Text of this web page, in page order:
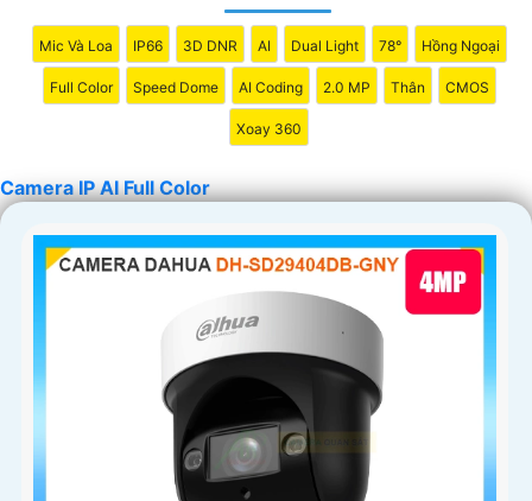
Mic Và Loa IP66 3D DNR AI Dual Light 78° Hồng Ngoại
Full Color Speed Dome AI Coding 2.0 MP Thân CMOS
Xoay 360
Camera IP AI Full Color